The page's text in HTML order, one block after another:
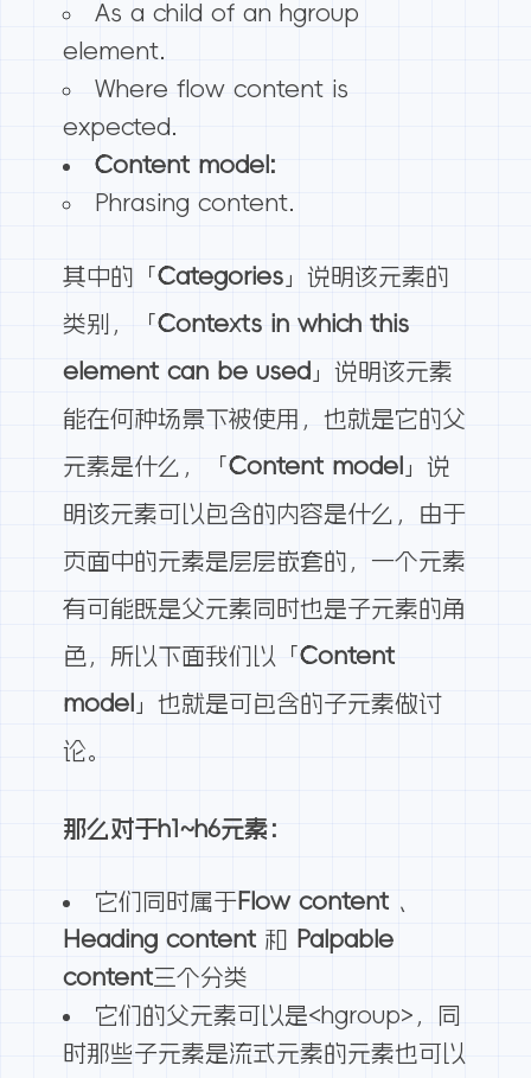
As a child of an hgroup
element.
Where flow content is
expected.
Content model:
Phrasing content.
其中的「Categories」说明该元素的
类别，「Contexts in which this
element can be used 」说明该元素
能在何种场景下被使用，也就是它的父
元素是什么，「Content model 」说
明该元素可以包含的内容是什么，由于
页面中的元素是层层嵌套的，一个元素
有可能既是父元素同时也是子元素的角
色，所以下面我们以「Content
model 」也就是可包含的子元素做讨
论。
那么对于h1~h6元素：
它们同时属于Flow content、
Heading content和
Palpable
content三个分类
它们的父元素可以是<hgroup>，同
时那些子元素是流式元素的元素也可以